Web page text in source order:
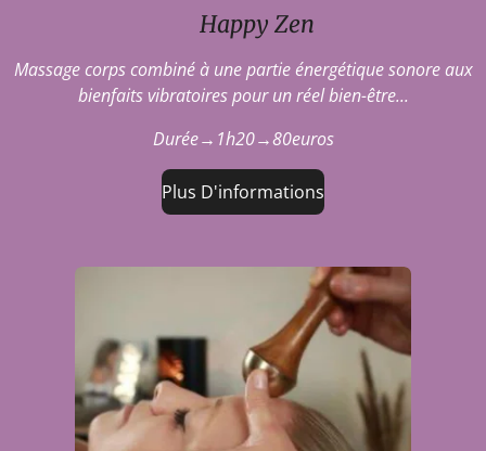
Happy Zen
Massage corps combiné à une partie énergétique sonore aux
bienfaits vibratoires pour un réel bien-être...
Durée→1h20→80euros
Plus D'informations